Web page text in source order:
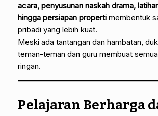
acara, penyusunan naskah drama,
hingga persiapan properti membentuk
pribadi yang lebih kuat.
Meski ada tantangan dan hambatan,
teman-teman dan guru membuat
ringan.
Pelajaran Berharga